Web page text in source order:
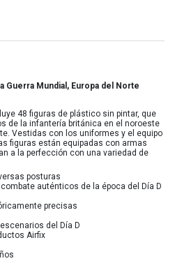
Guerra Mundial, Europa del Norte
48 figuras de plástico sin pintar, que
de la infantería británica en el noroeste
Vestidas con los uniformes y el equipo
figuras están equipadas con armas
a la perfección con una variedad de
posturas
auténticos de la época del Día D
precisas
del Día D
Airfix